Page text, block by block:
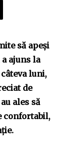
să apeși
ajuns la
luni,
de
ales să
confortabil,